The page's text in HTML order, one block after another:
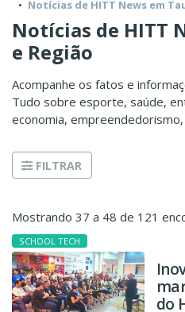
Notícias de HITT News em
Notícias de HITT
e Região
Acompanhe os fatos e
Tudo sobre esporte, saúde,
economia,
FILTRAR
Mostrando 37 a 48 de 121
SCHOOL TECH
do